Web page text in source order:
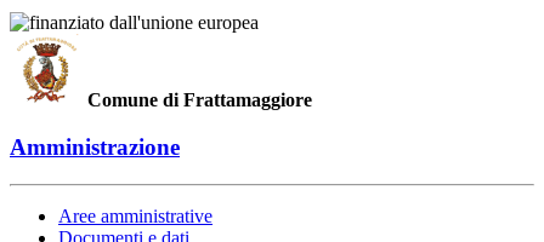
Comune di Frattamaggiore
Amministrazione
Aree amministrative
Documenti e dati